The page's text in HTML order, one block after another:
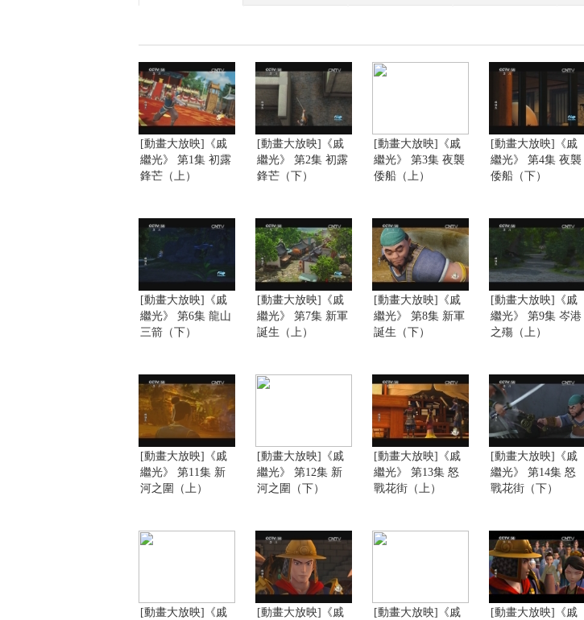
[動畫大放映]《戚
繼光》 第1集 初露
鋒芒（上）
[動畫大放映]《戚
繼光》 第2集 初露
鋒芒（下）
[動畫大放映]《戚
繼光》 第3集 夜襲
倭船（上）
[動畫大放映]《戚
繼光》 第4集 夜襲
倭船（下）
[動畫大放映]《戚
繼光》 第6集 龍山
三箭（下）
[動畫大放映]《戚
繼光》 第7集 新軍
誕生（上）
[動畫大放映]《戚
繼光》 第8集 新軍
誕生（下）
[動畫大放映]《戚
繼光》 第9集 岑港
之殤（上）
[動畫大放映]《戚
繼光》 第11集 新
河之圍（上）
[動畫大放映]《戚
繼光》 第12集 新
河之圍（下）
[動畫大放映]《戚
繼光》 第13集 怒
戰花街（上）
[動畫大放映]《戚
繼光》 第14集 怒
戰花街（下）
[動畫大放映]《戚
[動畫大放映]《戚
[動畫大放映]《戚
[動畫大放映]《戚